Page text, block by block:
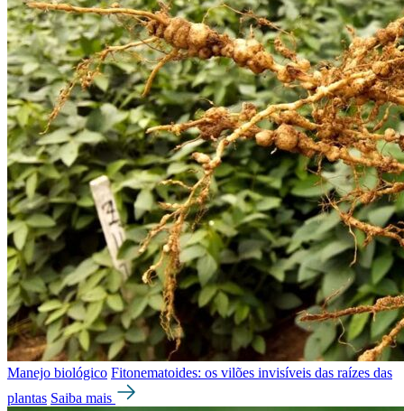
Manejo biológico Fitonematoides: os vilões invisíveis das raízes das
plantas Saiba mais